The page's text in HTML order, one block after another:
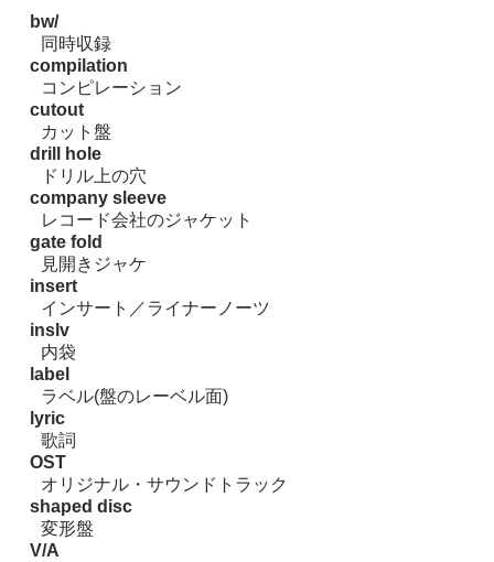
bw/
同時収録
compilation
コンピレーション
cutout
カット盤
drill hole
ドリル上の穴
company sleeve
レコード会社のジャケット
gate fold
見開きジャケ
insert
インサート／ライナーノーツ
inslv
内袋
label
ラベル(盤のレーベル面)
lyric
歌詞
OST
オリジナル・サウンドトラック
shaped disc
変形盤
V/A